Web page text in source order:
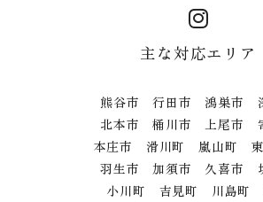
主な対応エリア
熊谷市 行田市 鴻巣市
北本市 桶川市 上尾市
本庄市 滑川町 嵐山町 東
羽生市 加須市 久喜市
小川町 吉見町 川島町